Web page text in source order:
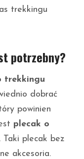
trekkingu
potrzebny?
trekkingu
dobrać
powinien
plecak o
. Taki plecak bez
akcesoria.